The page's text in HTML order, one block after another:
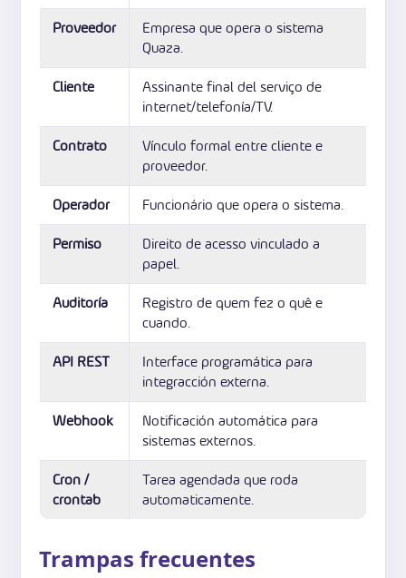
Proveedor
Empresa que opera o sistema
Quaza.
Cliente
Assinante final del serviço de
internet/telefonía/TV.
Contrato
Vínculo formal entre cliente e
proveedor.
Operador Funcionário que opera o sistema.
Permiso
Direito de acesso vinculado a
papel.
Auditoría
Registro de quem fez o quê e
cuando.
API REST
Interface programática para
integracción externa.
Webhook
Notificación automática para
sistemas externos.
Cron /
crontab
Tarea agendada que roda
automaticamente.
Trampas frecuentes